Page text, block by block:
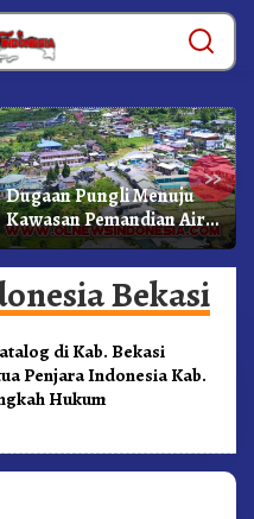
»
Dugaan Pungli Menuju
Kawasan Pemandian Air
Panas Semangat Gunung
– Doulu Foto Dan
Videokan!
Bekasi
di Kab. Bekasi
Penjara Indonesia Kab.
Hukum